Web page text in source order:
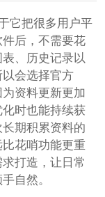
它把很多用户平
后，不需要花
、历史记录以
会选择官方
资料更新更加
时也能持续获
期积累资料的
花哨功能更重
打造，让日常
自然。